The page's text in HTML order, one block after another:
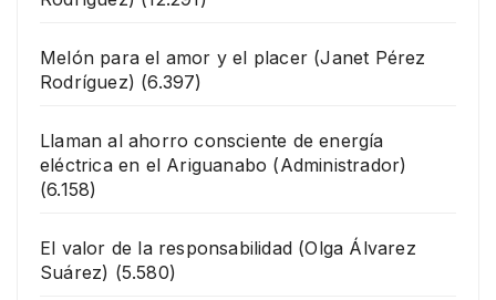
Melón para el amor y el placer (Janet Pérez
Rodríguez) (6.397)
Llaman al ahorro consciente de energía
eléctrica en el Ariguanabo (Administrador)
(6.158)
El valor de la responsabilidad (Olga Álvarez
Suárez) (5.580)